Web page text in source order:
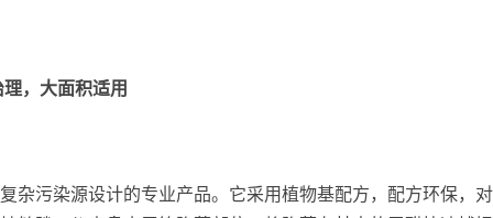
，大面积适用
杂污染源设计的专业产品。它采用植物基配方，配方环保，